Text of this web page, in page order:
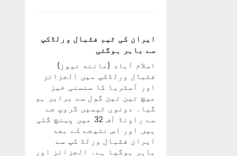
کیساتھ
رونالڈو
ورلڈ
کپ
کا
سفر
اختتام
پذیر
ایران کی ٹیم فٹبال ورلڈکپ
سے باہر ہوگئی
اسلام آباد (مانند نیوز)
فٹبال ورلڈکپ میں الجزائز
اور آسٹریا کا سنسنی خیز
میچ تین تین گول سے برابر ہو
گیا۔ دونوں ٹیمیں گروپ جے
سے راونڈ آف 32 میں پہنچ گئی
ہیں اور اس نتیجے کے بعد
ایران فٹبال ورلڈ کپ سے
باہر ہوگیا ہے۔ الجزائز اور